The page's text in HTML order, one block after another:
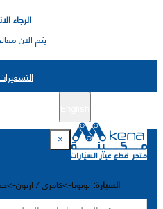
الرجاء
يتم الان
السيارة: تويوتا->كامري / اريون->جميع
×